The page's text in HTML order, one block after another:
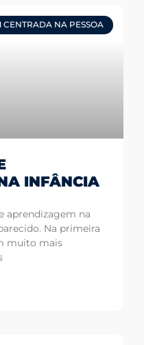
NA PESSOA
INFÂNCIA
aprendizagem na
Na primeira
muito mais